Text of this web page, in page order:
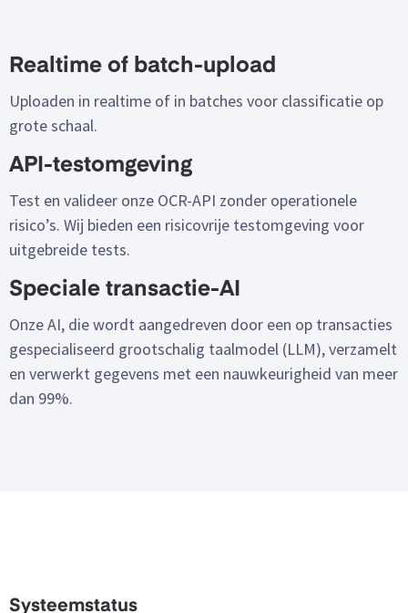
Realtime of batch-upload
Uploaden in realtime of in batches voor classificatie op
grote schaal.
API-testomgeving
Test en valideer onze OCR-API zonder operationele
risico’s. Wij bieden een risicovrije testomgeving voor
uitgebreide tests.
Speciale transactie-AI
Onze AI, die wordt aangedreven door een op transacties
gespecialiseerd grootschalig taalmodel (LLM), verzamelt
en verwerkt gegevens met een nauwkeurigheid van meer
dan 99%.
Systeemstatus